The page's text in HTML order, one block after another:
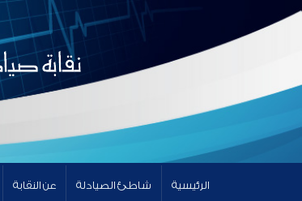
الرئيسية شاطئ الصيادلة عن النقابة